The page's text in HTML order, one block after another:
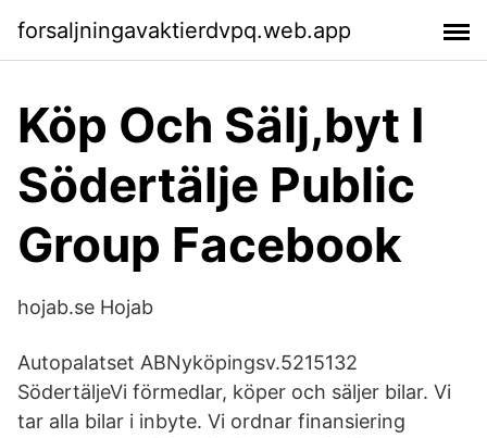
forsaljningavaktierdvpq.web.app
Köp Och Sälj,byt I
Södertälje Public
Group Facebook
hojab.se Hojab
Autopalatset ABNyköpingsv.5215132
SödertäljeVi förmedlar, köper och säljer bilar. Vi
tar alla bilar i inbyte. Vi ordnar finansiering